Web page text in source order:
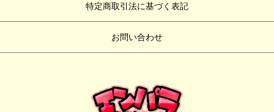
特定商取引法に基づく表記
お問い合わせ